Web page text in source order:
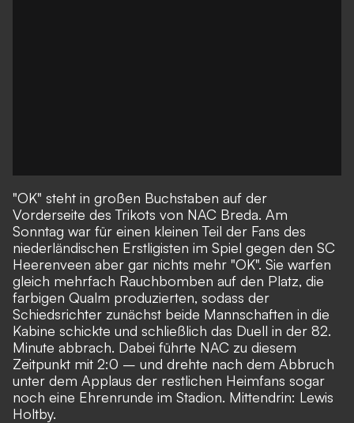
"OK" steht in großen Buchstaben auf der
Vorderseite des Trikots von NAC Breda. Am
Sonntag war für einen kleinen Teil der Fans des
niederländischen Erstligisten im Spiel gegen den SC
Heerenveen aber gar nichts mehr "OK". Sie warfen
gleich mehrfach Rauchbomben auf den Platz, die
farbigen Qualm produzierten, sodass der
Schiedsrichter zunächst beide Mannschaften in die
Kabine schickte und schließlich das Duell in der 82.
Minute abbrach. Dabei führte NAC zu diesem
Zeitpunkt mit 2:0 – und drehte nach dem Abbruch
unter dem Applaus der restlichen Heimfans sogar
noch eine Ehrenrunde im Stadion. Mittendrin: Lewis
Holtby.